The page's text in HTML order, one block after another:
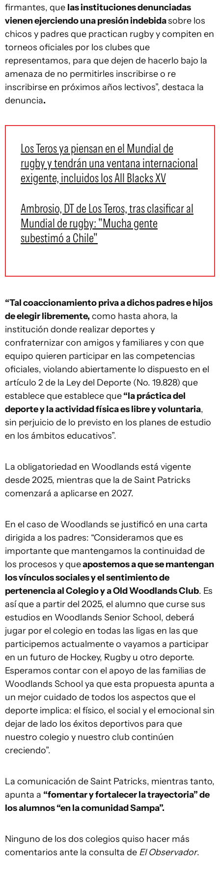
firmantes, que las instituciones denunciadas
vienen ejerciendo una presión indebidasobre los
chicos y padres que practican rugby y compiten en
torneos oficiales por los clubes que
representamos, para que dejen de hacerlo bajo la
amenaza de no permitirles inscribirse o re
inscribirse en próximos años lectivos”, destaca la
denuncia.
Los Teros ya piensan en el Mundial de
rugby y tendrán una ventana internacional
exigente, incluidos los All Blacks XV
Ambrosio, DT de Los Teros, tras clasificar al
Mundial de rugby: "Mucha gente
subestimó a Chile"
“Tal coaccionamiento priva a dichos padres e hijos
de elegir libremente, como hasta ahora, la
institución donde realizar deportes y
confraternizar con amigos y familiares y con que
equipo quieren participar en las competencias
oficiales, violando abiertamente lo dispuesto en el
artículo 2 de la Ley del Deporte (No. 19.828) que
establece que establece que“la práctica del
deporte y la actividad física es libre y voluntaria,
sin perjuicio de lo previsto en los planes de estudio
en los ámbitos educativos”.
La obligatoriedad en Woodlands está vigente
desde 2025, mientras que la de Saint Patricks
comenzará a aplicarse en 2027.
En el caso de Woodlands se justificó en una carta
dirigida a los padres: “Consideramos que es
importante que mantengamos la continuidad de
los procesos y queapostemos a que se mantengan
los vínculos sociales y el sentimiento de
pertenencia al Colegio y a Old Woodlands Club. Es
así que a partir del 2025, el alumno que curse sus
estudios en Woodlands Senior School, deberá
jugar por el colegio en todas las ligas en las que
participemos actualmente o vayamos a participar
en un futuro de Hockey, Rugby u otro deporte.
Esperamos contar con el apoyo de las familias de
Woodlands School ya que esta propuesta apunta a
un mejor cuidado de todos los aspectos que el
deporte implica: el físico, el social y el emocional sin
dejar de lado los éxitos deportivos para que
nuestro colegio y nuestro club continúen
creciendo”.
La comunicación de Saint Patricks, mientras tanto,
apunta a “fomentar y fortalecer la trayectoria” de
los alumnos “en la comunidad Sampa”.
Ninguno de los dos colegios quiso hacer más
comentarios ante la consulta de El Observador.